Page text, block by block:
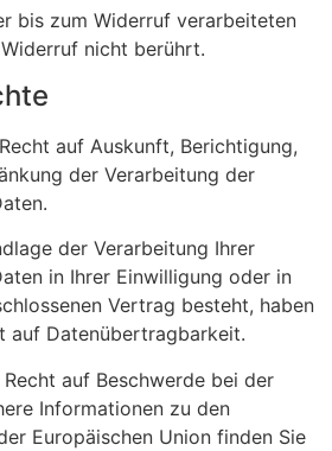
bis zum Widerruf verarbeiteten
nicht berührt.
auf Auskunft, Berichtigung,
der Verarbeitung der
der Verarbeitung Ihrer
in Ihrer Einwilligung oder in
Vertrag besteht, haben
auf Datenübertragbarkeit.
auf Beschwerde bei der
Informationen zu den
Europäischen Union finden Sie